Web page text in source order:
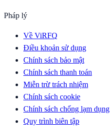
Pháp lý
Về ViRFQ
Điều khoản sử dụng
Chính sách bảo mật
Chính sách thanh toán
Miễn trừ trách nhiệm
Chính sách cookie
Chính sách chống lạm dụng
Quy trình biên tập